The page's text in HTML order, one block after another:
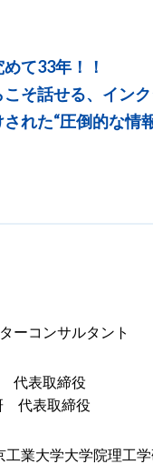
て33年！！
そ話せる、イン
れた“圧倒的な情
ーコンサルタント
代表取締役
代表取締役
業大学大学院理工